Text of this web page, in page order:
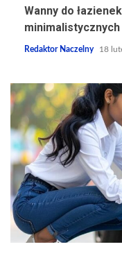
Wanny do
minimalistycznych
Redaktor Naczelny 18